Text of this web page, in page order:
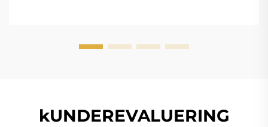
kUNDEREVALUERING